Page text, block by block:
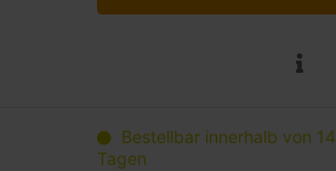
Bestellbar innerhalb von 14
Tagen